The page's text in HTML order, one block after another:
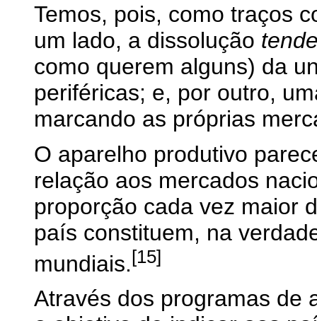
Temos, pois, como traços
um lado, a dissolução
como querem alguns) da
periféricas; e, por outro,
marcando as próprias
O aparelho produtivo
relação aos mercados
proporção cada vez maior
país constituem, na
mundiais.[15]
Através dos programas de